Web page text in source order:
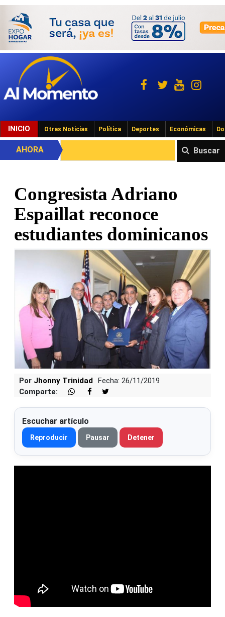
INICIO Otras Noticias Política Deportes Económicas
Buscar
AHORA
Congresista Adriano
Espaillat reconoce
estudiantes dominicanos
Por Jhonny Trinidad Fecha: 26/11/2019
Comparte:
Escuchar artículo
Reproducir Pausar Detener